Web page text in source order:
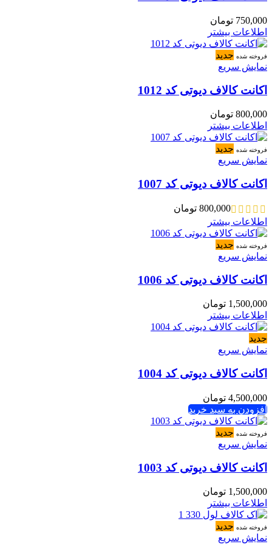
750,000 تومان
اطلاعات بیشتر
فروخته شده جدید
نمایش سریع
اکانت کالاف دیوتی کد 1012
800,000 تومان
اطلاعات بیشتر
فروخته شده جدید
نمایش سریع
اکانت کالاف دیوتی کد 1007
800,000 تومان
اطلاعات بیشتر
فروخته شده جدید
نمایش سریع
اکانت کالاف دیوتی کد 1006
1,500,000 تومان
اطلاعات بیشتر
جدید
نمایش سریع
اکانت کالاف دیوتی کد 1004
4,500,000 تومان
افزودن به سبد خرید
فروخته شده جدید
نمایش سریع
اکانت کالاف دیوتی کد 1003
1,500,000 تومان
اطلاعات بیشتر
فروخته شده جدید
نمایش سریع